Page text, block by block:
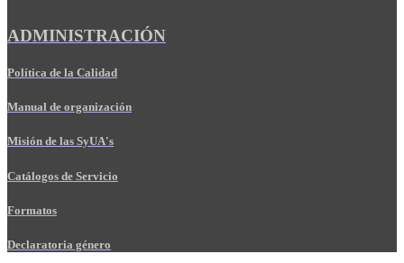
ADMINISTRACIÓN
Política de la Calidad
Manual de organización
Misión de las SyUA's
Catálogos de Servicio
Formatos
Declaratoria género